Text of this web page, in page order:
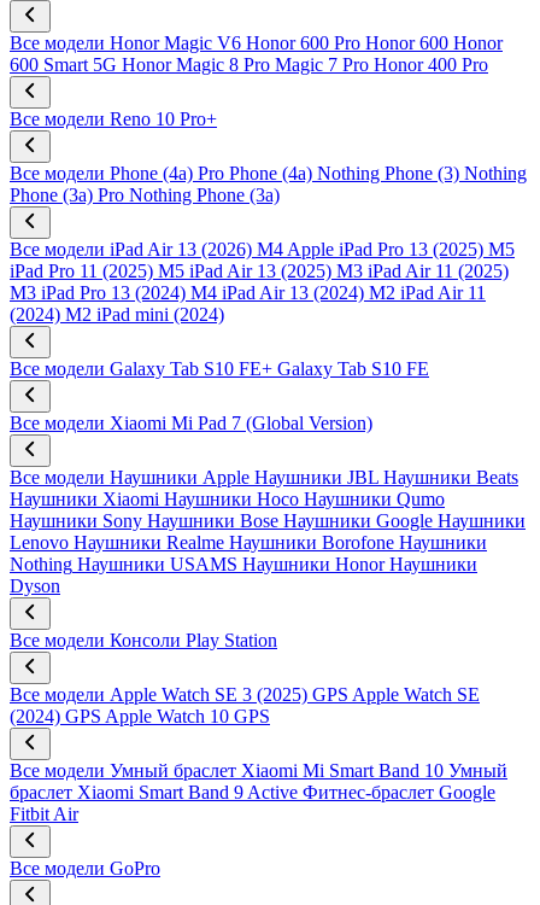
Все модели Honor Magic V6 Honor 600 Pro Honor 600 Honor
600 Smart 5G Honor Magic 8 Pro Magic 7 Pro Honor 400 Pro
Все модели Reno 10 Pro+
Все модели Phone (4a) Pro Phone (4a) Nothing Phone (3) Nothing
Phone (3a) Pro Nothing Phone (3a)
Все модели iPad Air 13 (2026) M4 Apple iPad Pro 13 (2025) M5
iPad Pro 11 (2025) M5 iPad Air 13 (2025) M3 iPad Air 11 (2025)
M3 iPad Pro 13 (2024) M4 iPad Air 13 (2024) M2 iPad Air 11
(2024) M2 iPad mini (2024)
Все модели Galaxy Tab S10 FE+ Galaxy Tab S10 FE
Все модели Xiaomi Mi Pad 7 (Global Version)
Все модели Наушники Apple Наушники JBL Наушники Beats
Наушники Xiaomi Наушники Hoco Наушники Qumo
Наушники Sony Наушники Bose Наушники Google Наушники
Lenovo Наушники Realme Наушники Borofone Наушники
Nothing Наушники USAMS Наушники Honor Наушники
Dyson
Все модели Консоли Play Station
Все модели Apple Watch SE 3 (2025) GPS Apple Watch SE
(2024) GPS Apple Watch 10 GPS
Все модели Умный браслет Xiaomi Mi Smart Band 10 Умный
браслет Xiaomi Smart Band 9 Active Фитнес-браслет Google
Fitbit Air
Все модели GoPro